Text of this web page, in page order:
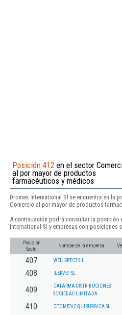
Posición 412 en el sector
al por mayor de productos
farmacéuticos y médicos
Dromex International Sl se encuentra en la
Comercio al por mayor de productos
A continuación podrá consultar la posición
International Sl y empresas con posiciones
Posición
Sector
Nombre de la empresa
407 WELLSPECT S.L.
408 ILERVET SL
409
CAFARMA DISTRIBUCIONES
SOCIEDAD LIMITADA.
410 OTOMEDIC QUIRURGICA SL